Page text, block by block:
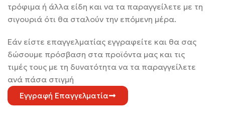
τρόφιμα ή άλλα είδη και να τα παραγγείλετε με τη
σιγουριά ότι θα σταλούν την επόμενη μέρα.
Εάν είστε επαγγελματίας εγγραφείτε και θα σας
δώσουμε πρόσβαση στα προϊόντα μας και τις
τιμές τους με τη δυνατότητα να τα παραγγείλετε
ανά πάσα στιγμή
Εγγραφή Επαγγελματία